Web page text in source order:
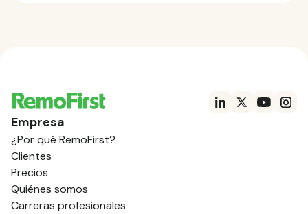
Empresa
¿Por qué RemoFirst?
Clientes
Precios
Quiénes somos
Carreras profesionales